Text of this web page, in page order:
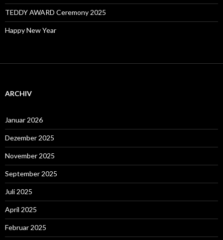
TEDDY AWARD Ceremony 2025
Happy New Year
ARCHIV
Januar 2026
Dezember 2025
November 2025
September 2025
Juli 2025
April 2025
Februar 2025